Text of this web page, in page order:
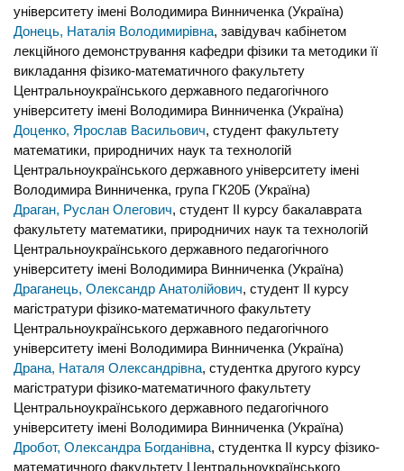
університету імені Володимира Винниченка (Україна)
Донець, Наталія Володимирівна, завідувач кабінетом
лекційного демонстрування кафедри фізики та методики її
викладання фізико-математичного факультету
Центральноукраїнського державного педагогічного
університету імені Володимира Винниченка (Україна)
Доценко, Ярослав Васильович, студент факультету
математики, природничих наук та технологій
Центральноукраїнського державного університету імені
Володимира Винниченка, група ГК20Б (Україна)
Драган, Руслан Олегович, студент IІ курсу бакалаврата
факультету математики, природничих наук та технологій
Центральноукраїнського державного педагогічного
університету імені Володимира Винниченка (Україна)
Драганець, Олександр Анатолійович, студент II курсу
магістратури фізико-математичного факультету
Центральноукраїнського державного педагогічного
університету імені Володимира Винниченка (Україна)
Драна, Наталя Олександрівна, студентка другого курсу
магістратури фізико-математичного факультету
Центральноукраїнського державного педагогічного
університету імені Володимира Винниченка (Україна)
Дробот, Олександра Богданівна, студентка IІ курсу фізико-
математичного факультету Центральноукраїнського